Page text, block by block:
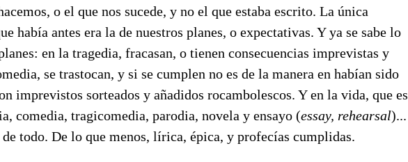
o el que nos sucede, y no el que estaba escrito. La única
había antes era la de nuestros planes, o expectativas. Y ya se sabe lo
en la tragedia, fracasan, o tienen consecuencias imprevistas y
se trastocan, y si se cumplen no es de la manera en habían sido
imprevistos sorteados y añadidos rocambolescos. Y en la vida, que es
comedia, tragicomedia, parodia, novela y ensayo (essay, rehearsal)...
de todo. De lo que menos, lírica, épica, y profecías cumplidas.